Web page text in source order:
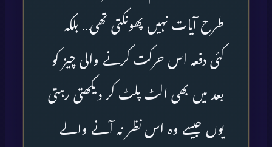
طرح آیات نہیں پھونکتی تھی… بلکہ
کئی دفعہ اس حرکت کرنے والی چیز کو
بعد میں بھی الٹ پلٹ کر دیکھتی رہتی
یوں جیسے وہ اس نظر نہ آنے والے